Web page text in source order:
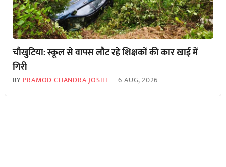
चौखुटिया: स्कूल से वापस लौट रहे शिक्षकों की कार खाई में
गिरी
BY PRAMOD CHANDRA JOSHI 6 AUG, 2026